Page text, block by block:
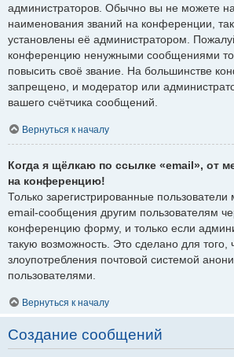
администраторов. Обычно вы не можете
наименования званий на конференции,
установлены её администратором.
конференцию ненужными сообщениями
повысить своё звание. На большинстве
запрещено, и модератор или
вашего счётчика сообщений.
Вернуться к началу
Когда я щёлкаю по ссылке «email», от
на конференцию!
Только зарегистрированные пользователи
email-сообщения другим пользователям
конференцию форму, и только если
такую возможность. Это сделано для того,
злоупотребления почтовой системой
пользователями.
Вернуться к началу
Создание сообщений